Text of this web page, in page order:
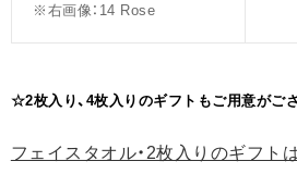
※右画像：14 Rose
☆2枚入り、4枚入りのギフトもご用意がござ
フェイスタオル・2枚入りのギフト